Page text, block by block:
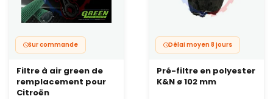
Sur commande
Filtre à air green de
remplacement pour
Citroën
Délai moyen 8 jours
Pré-filtre en polyester
K&N ø 102 mm